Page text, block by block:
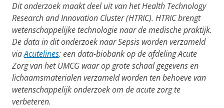
Dit onderzoek maakt deel uit van het Health Technology
Research and Innovation Cluster (HTRIC). HTRIC brengt
wetenschappelijke technologie naar de medische praktijk.
De data in dit onderzoek naar Sepsis worden verzameld
viaAcutelines: een data-biobank op de afdeling Acute
Zorg van het UMCG waar op grote schaal gegevens en
lichaamsmaterialen verzameld worden ten behoeve van
wetenschappelijk onderzoek om de acute zorg te
verbeteren.